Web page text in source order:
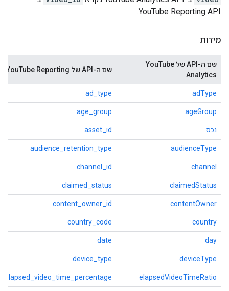
YouTube Reporting API.
מידות
שם ה-API של YouTube
Analytics
שם ה-API של YouTube Reporting
adType
ad_type
ageGroup
age_group
נכס asset_id
audienceType
audience_retention_type
channel
channel_id
claimedStatus
claimed_status
contentOwner
content_owner_id
country
country_code
day
date
deviceType
device_type
elapsedVideoTimeRatio
elapsed_video_time_percentage